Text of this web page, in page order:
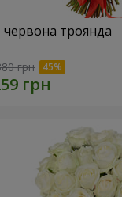
червона троянда
грн